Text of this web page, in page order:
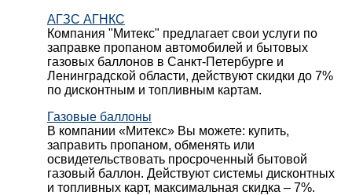
АГЗС АГНКС
Компания "Митекс" предлагает свои услуги по
заправке пропаном автомобилей и бытовых
газовых баллонов в Санкт-Петербурге и
Ленинградской области, действуют скидки до 7%
по дисконтным и топливным картам.
Газовые баллоны
В компании «Митекс» Вы можете: купить,
заправить пропаном, обменять или
освидетельствовать просроченный бытовой
газовый баллон. Действуют системы дисконтных
и топливных карт, максимальная скидка – 7%.